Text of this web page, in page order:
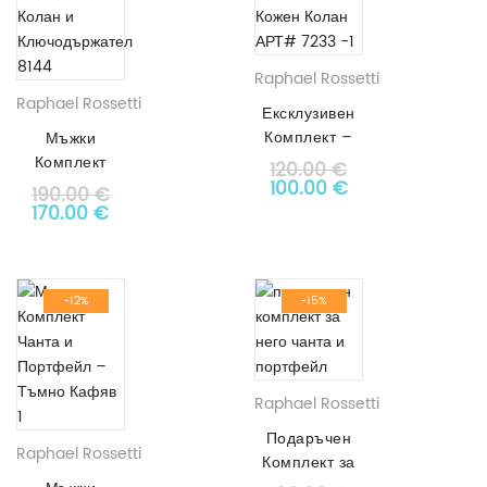
Raphael Rossetti
Мъжки
Комплект
Чанта,
Портфейл,
190.00€
Original price was: 190.00 €.
170.00€Текущата цена е: 170.00 €.
Raphael Rossetti
Ексклузивен
Комплект –
Мъжка Чанта
През Рамо +
120.00€
Original price was:
100.00€Текущата цена
-12%
Raphael Rossetti
-15%
Raphael Rossetti
Подаръчен
Комплект за